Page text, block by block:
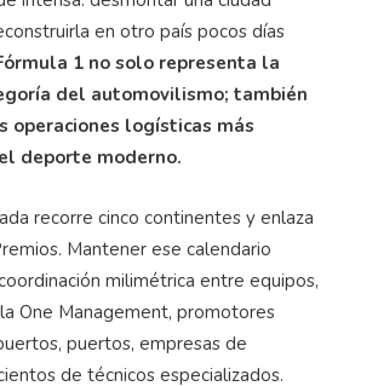
en otro país pocos días
1 no solo representa la
del automovilismo; también
operaciones logísticas más
deporte moderno.
recorre cinco continentes y enlaza
Mantener ese calendario
milimétrica entre equipos,
One Management, promotores
puertos, empresas de
de técnicos especializados.